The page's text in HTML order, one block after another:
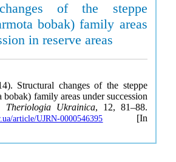
of the steppe
bobak) family areas
in reserve areas
Structural changes of the steppe
family areas under succession
Theriologia Ukrainica, 12, 81–88.
article/UJRN-0000546395 [In